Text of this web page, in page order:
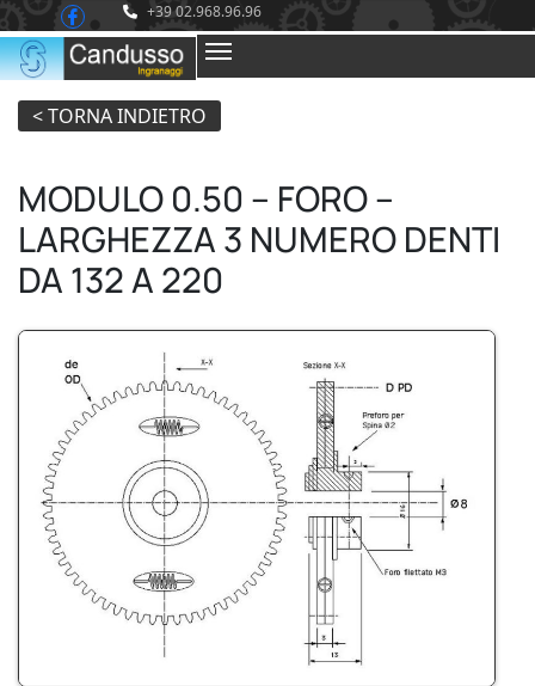
+39 02.968.96.96
MODULO 0.50 – FORO –
LARGHEZZA 3 NUMERO DENTI
DA 132 A 220